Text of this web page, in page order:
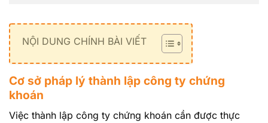
NỘI DUNG CHÍNH BÀI VIẾT
Cơ sở pháp lý thành lập công ty chứng
khoán
Việc thành lập công ty chứng khoán cần được thực